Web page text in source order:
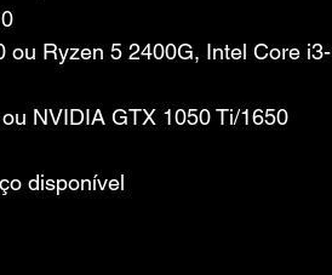
ou Ryzen 5 2400G, Intel Core
NVIDIA GTX 1050 Ti/1650
disponível